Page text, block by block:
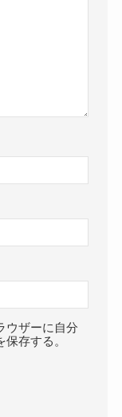
ウザーに自分
存する。